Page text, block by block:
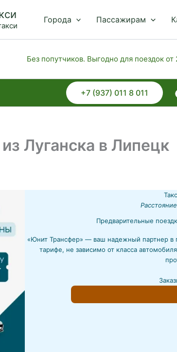
Города Пассажирам
Без попутчиков. Выгодно для поездок от
+7 (937) 011 8 011
Луганска в Липецк
Предварительные
«Юнит Трансфер» — ваш надежный партнер в
тарифе, не зависимо от класса